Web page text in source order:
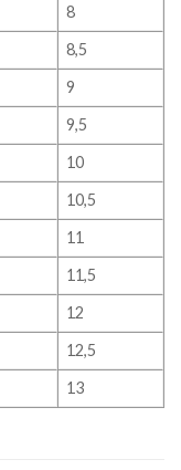
8
8,5
9
9,5
10
10,5
11
11,5
12
12,5
13